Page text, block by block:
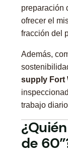
preparación
ofrecer el
fracción del
Además,
supply Fort
trabajo
de